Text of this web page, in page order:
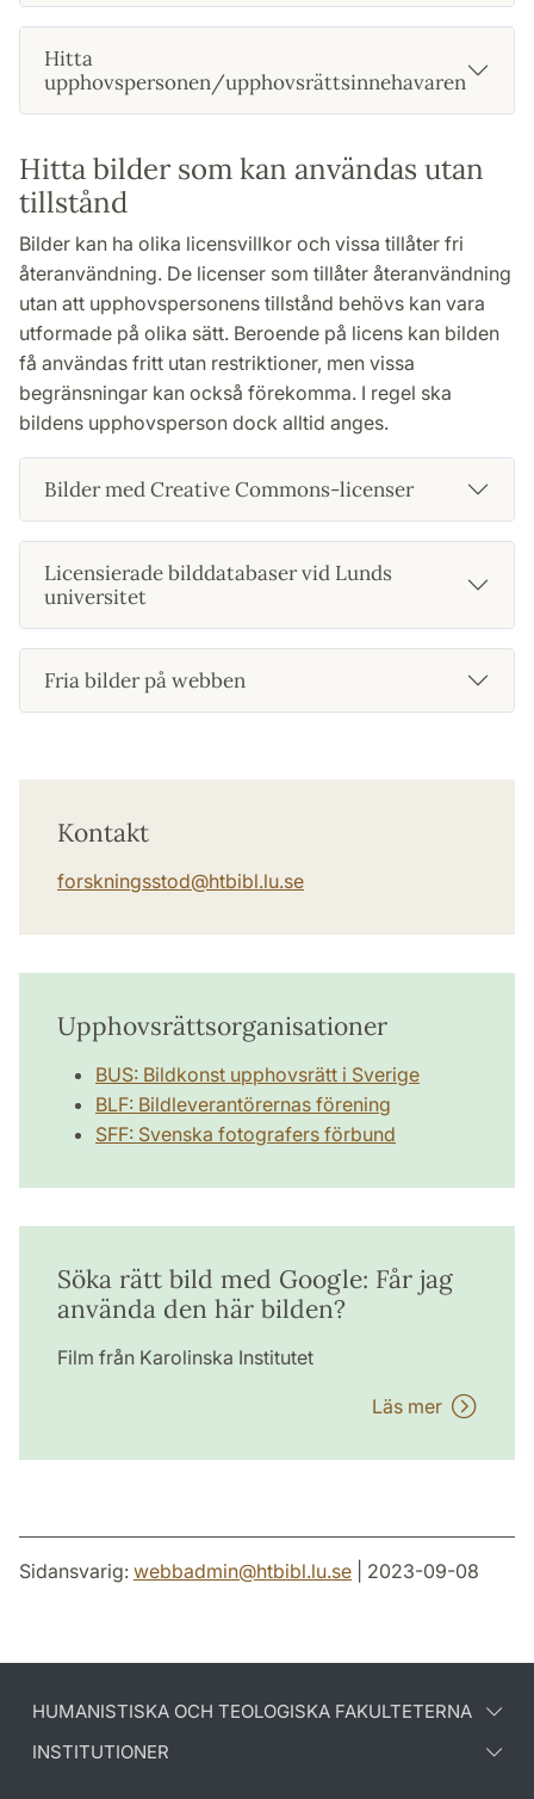
Hitta
upphovspersonen/upphovsrättsinnehavaren
Hitta bilder som kan användas utan
tillstånd
Bilder kan ha olika licensvillkor och vissa tillåter fri
återanvändning. De licenser som tillåter återanvändning
utan att upphovspersonens tillstånd behövs kan vara
utformade på olika sätt. Beroende på licens kan bilden
få användas fritt utan restriktioner, men vissa
begränsningar kan också förekomma. I regel ska
bildens upphovsperson dock alltid anges.
Bilder med Creative Commons-licenser
Licensierade bilddatabaser vid Lunds
universitet
Fria bilder på webben
Kontakt
forskningsstod@htbibl.lu.se
Upphovsrättsorganisationer
BUS: Bildkonst upphovsrätt i Sverige
BLF: Bildleverantörernas förening
SFF: Svenska fotografers förbund
Söka rätt bild med Google: Får jag
använda den här bilden?
Film från Karolinska Institutet
Läs mer
Sidansvarig: webbadmin@htbibl.lu.se | 2023-09-08
HUMANISTISKA OCH TEOLOGISKA FAKULTETERNA
INSTITUTIONER